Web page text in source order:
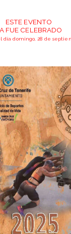
ESTE EVENTO
FUE CELEBRADO
domingo, 28 de